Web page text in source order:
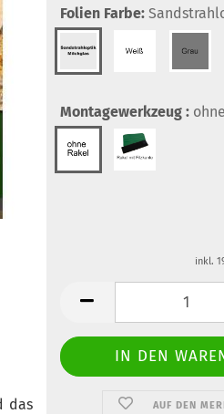
Folien Farbe:
Montagewerkzeug :
inkl.
AUF DEN
das